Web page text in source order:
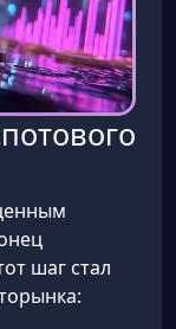
шаг стал